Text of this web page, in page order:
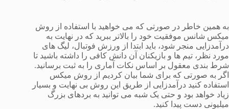
به همین خاطر در صورتی که می خواهید با استفاده از روش
میکس شانس موفقیت خود را بالاتر ببرید که در نهایت به
درآمدزایی منجر شود، باید ابتدا از ورزش فوتبال، لیگ های
مورد نظر، تیم ها و بازیکنان آن دانش کافی را داشته باشید تا
شرط بندی معقول بر اساس نکات آماری را به ثبت برسانید.
اگر به صورتی که برای شما بیان کردیم از روش میکس
استفاده کنید درآمدزایی از طریق این روش بی نهایت و بسیار
زیاد خواهد بود و حتی یک شبه می توانید به بردهای بزرگ
میلیونی دست پیدا کنید.